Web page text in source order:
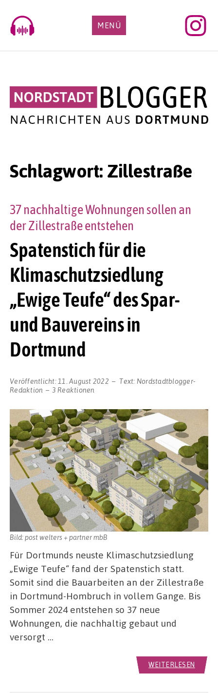
content
MENÜ
Schlagwort: Zillestraße
Spatenstich für die
Klimaschutzsiedlung
„Ewige Teufe“ des Spar-
und Bauvereins in
Dortmund
37 nachhaltige Wohnungen sollen an
der Zillestraße entstehen
Veröffentlicht: 11. August 2022 Text: Nordstadtblogger-
Redaktion
3 Reaktionen
Bild: post welters + partner mbB
Für Dortmunds neuste Klimaschutzsiedlung
„Ewige Teufe“ fand der Spatenstich statt.
Somit sind die Bauarbeiten an der Zillestraße
in Dortmund-Hombruch in vollem Gange. Bis
Sommer 2024 entstehen so 37 neue
Wohnungen, die nachhaltig gebaut und
versorgt …
WEITERLESEN